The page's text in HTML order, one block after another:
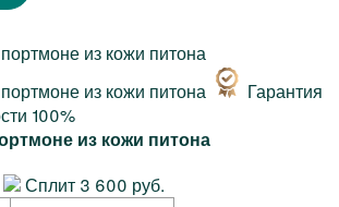
Гарантия
100%
из кожи питона
Сплит 3 600 руб.